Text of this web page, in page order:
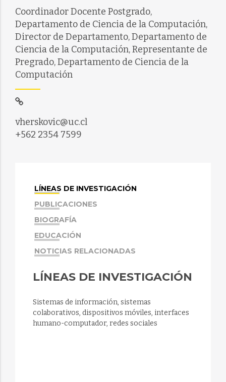
Coordinador Docente Postgrado,
Departamento de Ciencia de la Computación,
Director de Departamento, Departamento de
Ciencia de la Computación, Representante de
Pregrado, Departamento de Ciencia de la
Computación
vherskovic@uc.cl
+562 2354 7599
LÍNEAS DE INVESTIGACIÓN
PUBLICACIONES
BIOGRAFÍA
EDUCACIÓN
NOTICIAS RELACIONADAS
LÍNEAS DE INVESTIGACIÓN
Sistemas de información, sistemas
colaborativos, dispositivos móviles, interfaces
humano-computador, redes sociales